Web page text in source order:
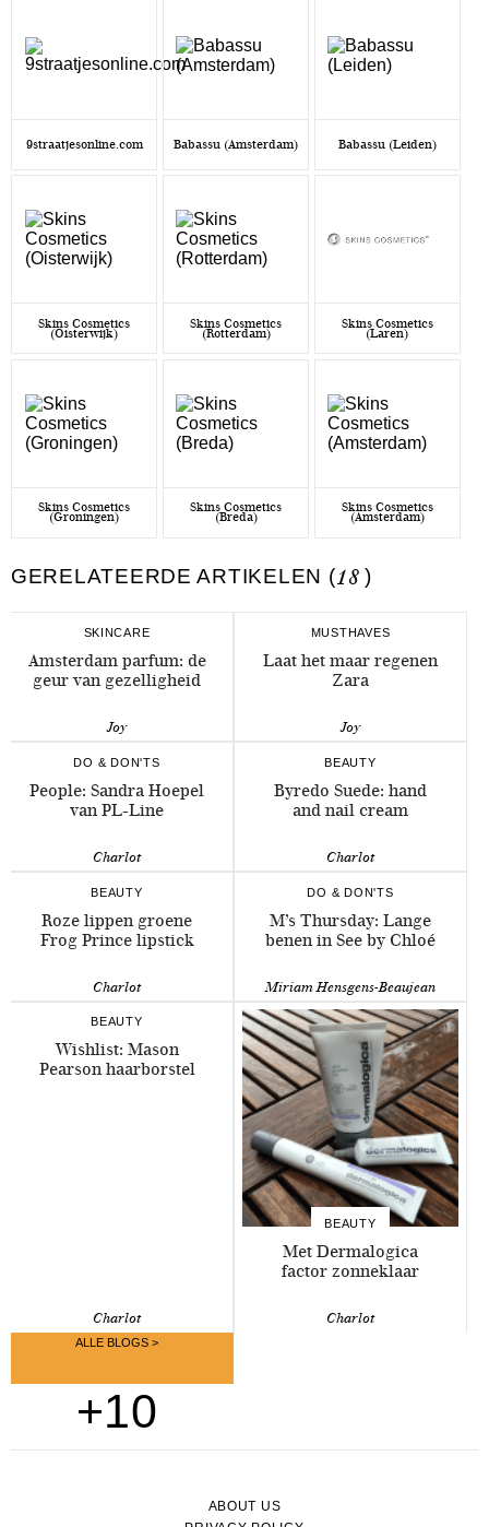
9straatjesonline.com Babassu (Amsterdam) Babassu (Leiden)
Skins Cosmetics
(Oisterwijk)
Skins Cosmetics
(Rotterdam)
Skins Cosmetics
(Laren)
Skins Cosmetics
(Groningen)
Skins Cosmetics
(Breda)
Skins Cosmetics
(Amsterdam)
GERELATEERDE ARTIKELEN (18 )
SKINCARE
Amsterdam parfum: de
geur van gezelligheid
Joy
MUSTHAVES
Laat het maar regenen
Zara
Joy
DO & DON'TS
People: Sandra Hoepel
van PL-Line
Charlot
BEAUTY
Byredo Suede: hand
and nail cream
Charlot
BEAUTY
Roze lippen groene
Frog Prince lipstick
Charlot
DO & DON'TS
M’s Thursday: Lange
benen in See by Chloé
Miriam Hensgens-Beaujean
BEAUTY
Wishlist: Mason
Pearson haarborstel
Charlot
BEAUTY
Met Dermalogica
factor zonneklaar
Charlot
+10
ALLE BLOGS >
ABOUT US